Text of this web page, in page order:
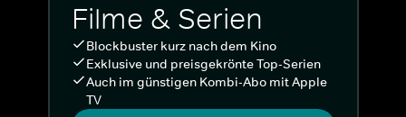
Filme & Serien
Blockbuster kurz nach dem Kino
Exklusive und preisgekrönte Top-Serien
Auch im günstigen Kombi-Abo mit Apple
TV